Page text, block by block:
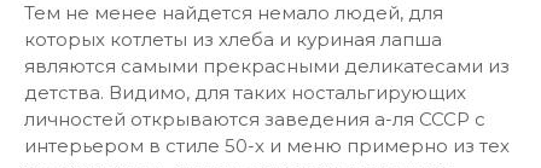
Тем не менее найдется немало людей, для
которых котлеты из хлеба и куриная лапша
являются самыми прекрасными деликатесами из
детства. Видимо, для таких ностальгирующих
личностей открываются заведения а-ля СССР с
интерьером в стиле 50-х и меню примерно из тех